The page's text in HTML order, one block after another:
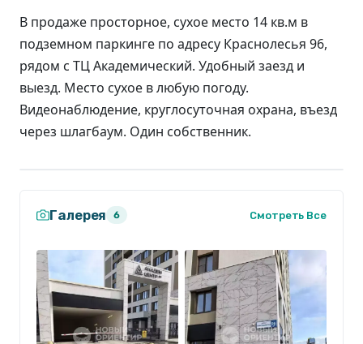
В продаже просторное, сухое место 14 кв.м в
подземном паркинге по адресу Краснолесья 96,
рядом с ТЦ Академический. Удобный заезд и
выезд. Место сухое в любую погоду.
Видеонаблюдение, круглосуточная охрана, въезд
через шлагбаум. Один собственник.
Галерея 6 Смотреть Все